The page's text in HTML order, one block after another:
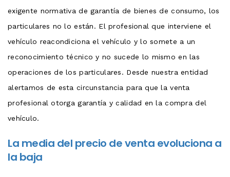
exigente normativa de garantía de bienes de consumo, los
particulares no lo están. El profesional que interviene el
vehículo reacondiciona el vehículo y lo somete a un
reconocimiento técnico y no sucede lo mismo en las
operaciones de los particulares. Desde nuestra entidad
alertamos de esta circunstancia para que la venta
profesional otorga garantía y calidad en la compra del
vehículo.
La media del precio de venta evoluciona a
la baja